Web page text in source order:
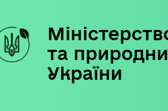
та
України